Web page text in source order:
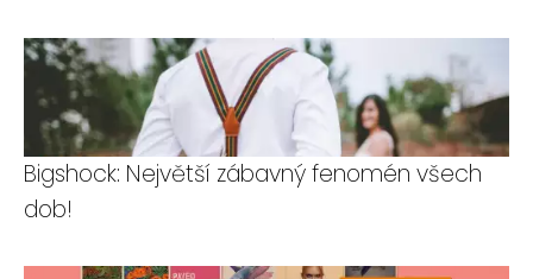
Bigshock: Největší zábavný fenomén všech
dob!